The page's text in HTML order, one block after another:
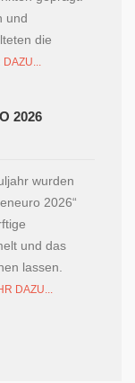
und
die
DAZU...
2026
wurden
2026“
und das
lassen.
DAZU...